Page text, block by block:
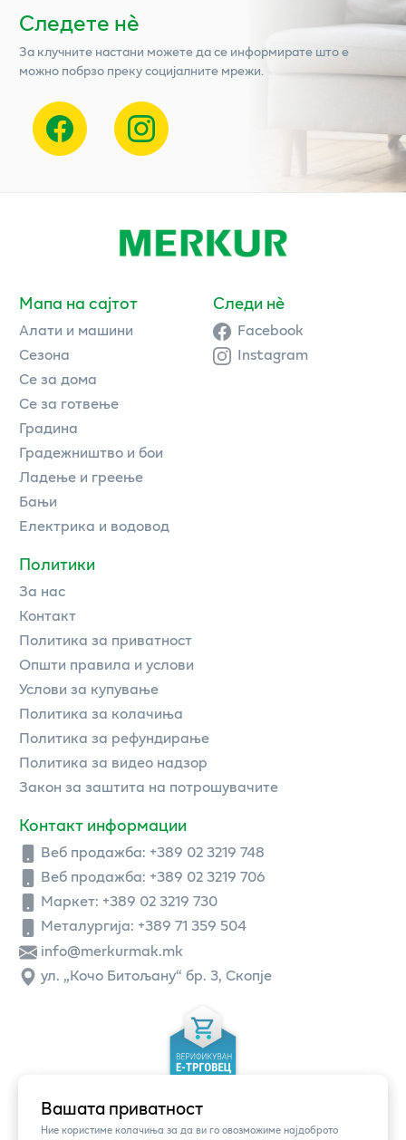
Вашата приватност
Ние користиме колачиња за да ви го овозможиме најдоброто
Следете нѐ
За клучните настани можете да се информирате што е
можно побрзо преку социјалните мрежи.
Мапа на сајтот
Алати и машини
Сезона
Се за дома
Се за готвење
Градина
Градежништво и бои
Ладење и греење
Бањи
Електрика и водовод
Политики
За нас
Контакт
Политика за приватност
Општи правила и услови
Услови за купување
Политика за колачиња
Политика за рефундирање
Политика за видео надзор
Закон за заштита на потрошувачите
Контакт информации
Веб продажба: +389 02 3219 748
Веб продажба: +389 02 3219 706
Маркет: +389 02 3219 730
Металургија: +389 71 359 504
info@merkurmak.mk
ул. „Кочо Битољану“ бр. 3, Скопје
Следи нè
Facebook
Instagram